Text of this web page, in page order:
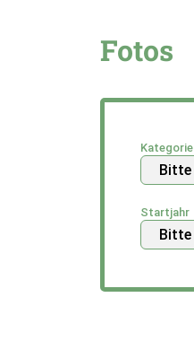
Fotos
Kategorie
Startjahr